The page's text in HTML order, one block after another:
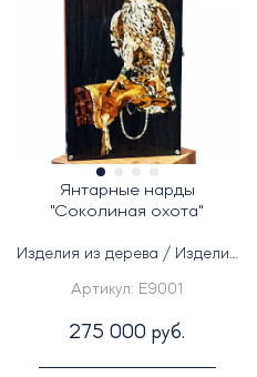
Янтарные нарды
"Соколиная охота"
Изделия из дерева / Изделия
Артикул: E9001
275 000 руб.